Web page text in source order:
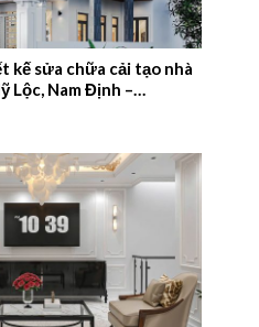
kế sửa chữa cải tạo nhà
Lộc, Nam Định –